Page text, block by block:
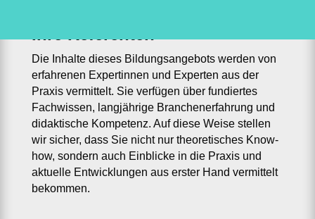
Die Inhalte dieses Bildungsangebots werden von
erfahrenen Expertinnen und Experten aus der
Praxis vermittelt. Sie verfügen über fundiertes
Fachwissen, langjährige Branchenerfahrung und
didaktische Kompetenz. Auf diese Weise stellen
wir sicher, dass Sie nicht nur theoretisches Know-
how, sondern auch Einblicke in die Praxis und
aktuelle Entwicklungen aus erster Hand vermittelt
bekommen.